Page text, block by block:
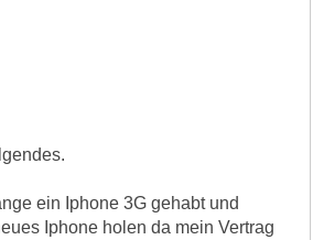
ein Iphone 3G gehabt und
Iphone holen da mein Vertrag